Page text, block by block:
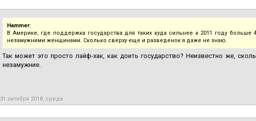
Hammer:
В Америке, где поддержка государства для таких куда сильнее к 2011 году
незамужними женщинами. Сколько сверху еще и разведенок я даже не знаю.
Так может это просто лайф-хак, как доить государство? Неизвестно же,
незамужние.
31 октября 2018, среда